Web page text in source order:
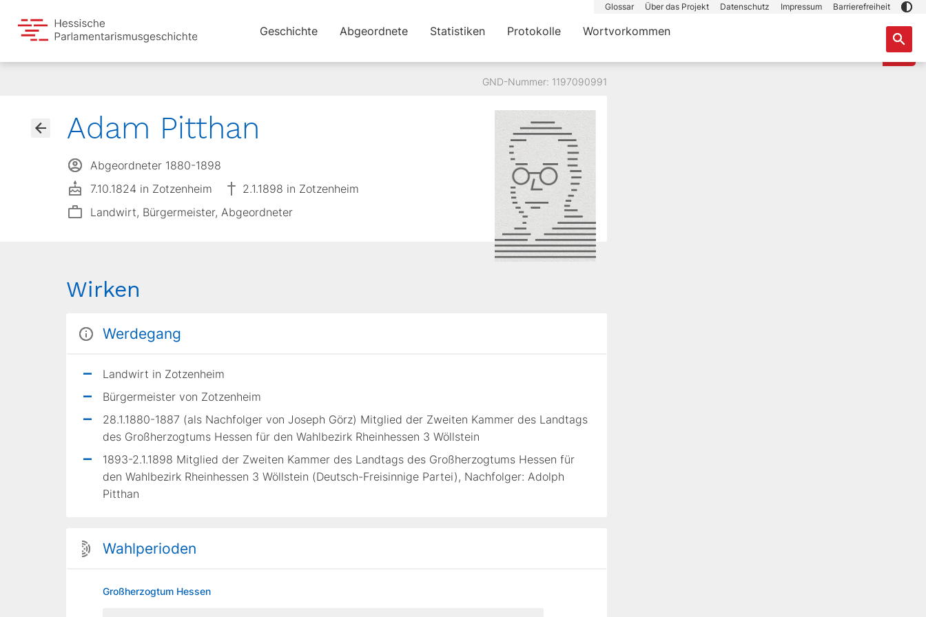
Glossar Über das Projekt Datenschutz Impressum Barrierefreiheit
Geschichte Abgeordnete Statistiken Protokolle Wortvorkommen
GND-Nummer: 1197090991
Adam Pitthan
Abgeordneter 1880-1898
7.10.1824 in Zotzenheim
2.1.1898 in Zotzenheim
Landwirt, Bürgermeister, Abgeordneter
Wirken
Werdegang
Landwirt in Zotzenheim
Bürgermeister von Zotzenheim
28.1.1880-1887 (als Nachfolger von Joseph Görz) Mitglied der Zweiten Kammer des Landtags
des Großherzogtums Hessen für den Wahlbezirk Rheinhessen 3 Wöllstein
1893-2.1.1898 Mitglied der Zweiten Kammer des Landtags des Großherzogtums Hessen für
den Wahlbezirk Rheinhessen 3 Wöllstein (Deutsch-Freisinnige Partei), Nachfolger: Adolph
Pitthan
Wahlperioden
Großherzogtum Hessen